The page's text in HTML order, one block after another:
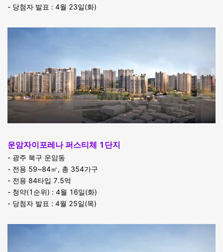
- 당첨자 발표 : 4월 23일(화)
운암자이포레나 퍼스티체 1단지
- 광주 북구 운암동
- 전용 59~84㎡, 총 354가구
- 전용 84타입 7.5억
- 청약(1순위) : 4월 16일(화)
- 당첨자 발표 : 4월 25일(목)